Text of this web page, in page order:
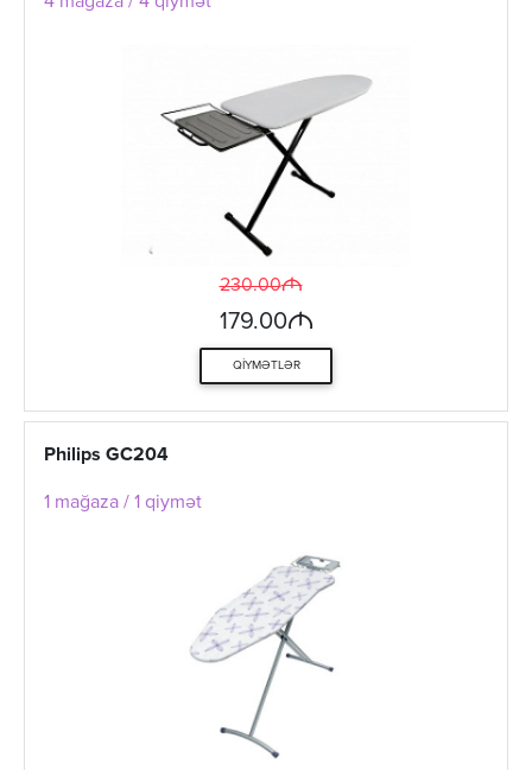
230.00M
179.00M
QIYMƏTLƏR
Philips GC204
1 mağaza / 1 qiymət